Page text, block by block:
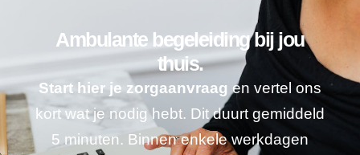
Ambulante begeleiding bij jou
thuis.
Start hier je zorgaanvraag en vertel ons
kort wat je nodig hebt. Dit duurt gemiddeld
5 minuten. Binnen enkele werkdagen